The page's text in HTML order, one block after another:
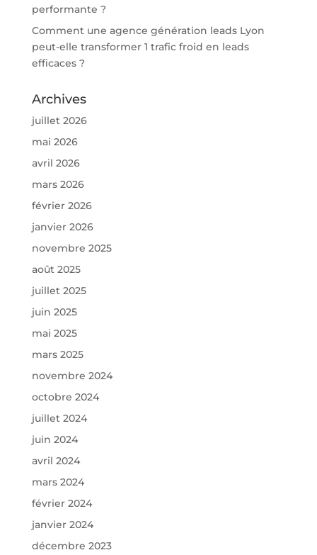
performante ?
Comment une agence génération leads Lyon
peut-elle transformer 1 trafic froid en leads
efficaces ?
Archives
juillet 2026
mai 2026
avril 2026
mars 2026
février 2026
janvier 2026
novembre 2025
août 2025
juillet 2025
juin 2025
mai 2025
mars 2025
novembre 2024
octobre 2024
juillet 2024
juin 2024
avril 2024
mars 2024
février 2024
janvier 2024
décembre 2023